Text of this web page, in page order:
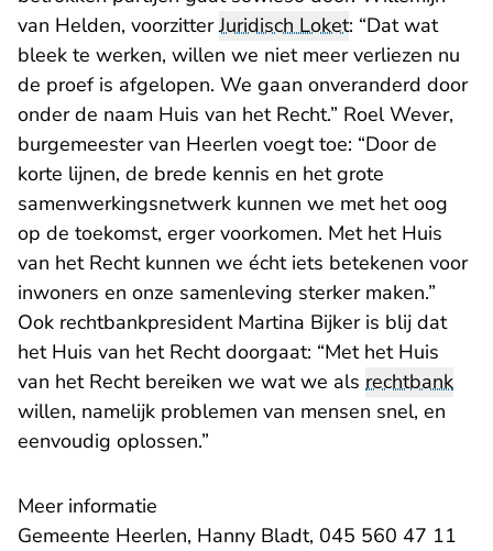
van Helden, voorzitterJuridisch Loket: “Dat wat
bleek te werken, willen we niet meer verliezen nu
de proef is afgelopen. We gaan onveranderd door
onder de naam Huis van het Recht.” Roel Wever,
burgemeester van Heerlen voegt toe: “Door de
korte lijnen, de brede kennis en het grote
samenwerkingsnetwerk kunnen we met het oog
op de toekomst, erger voorkomen. Met het Huis
van het Recht kunnen we écht iets betekenen voor
inwoners en onze samenleving sterker maken.”
Ook rechtbankpresident Martina Bijker is blij dat
het Huis van het Recht doorgaat: “Met het Huis
van het Recht bereiken we wat we als rechtbank
willen, namelijk problemen van mensen snel, en
eenvoudig oplossen.”
Meer informatie
Gemeente Heerlen, Hanny Bladt, 045 560 47 11